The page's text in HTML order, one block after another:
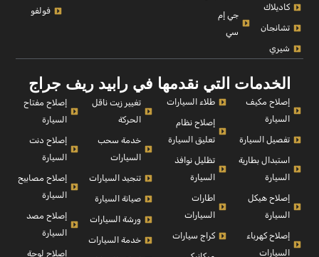
كاديلاك
تشانجان
شيري
جي إم
سي
فولفو
الخدمات التي نقدمها في رابيد ريف جراج
إصلاح مكيف
السيارة
تفصيل السيارة
استبدال بطارية
السيارة
إصلاح هيكل
السيارة
إصلاح كهرباء
السيارات
طلاء السيارات
إصلاح نظام
تعليق السيارة
تظليل نوافذ
السيارة
اطارات
السيارات
كراج سيارات
تغيير زيت ناقل
الحركة
خدمة سحب
السيارات
تنجيد السيارات
صيانة السيارة
ورشة السيارات
خدمة السيارات
إصلاح مفتاح
السيارة
إصلاح دنت
السيارة
إصلاح مصابيح
السيارة
إصلاح مصد
السيارة
إصلاح لوحة